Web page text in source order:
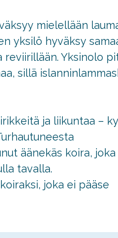
mielellään
yksilö hyväksy
Yksinolo
sillä
ja liikuntaa –
äänekäs koira, joka
tavalla.
joka ei pääse